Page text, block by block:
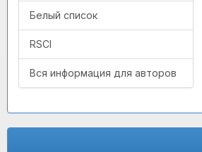
Белый список
RSCI
Вся информация для авторов